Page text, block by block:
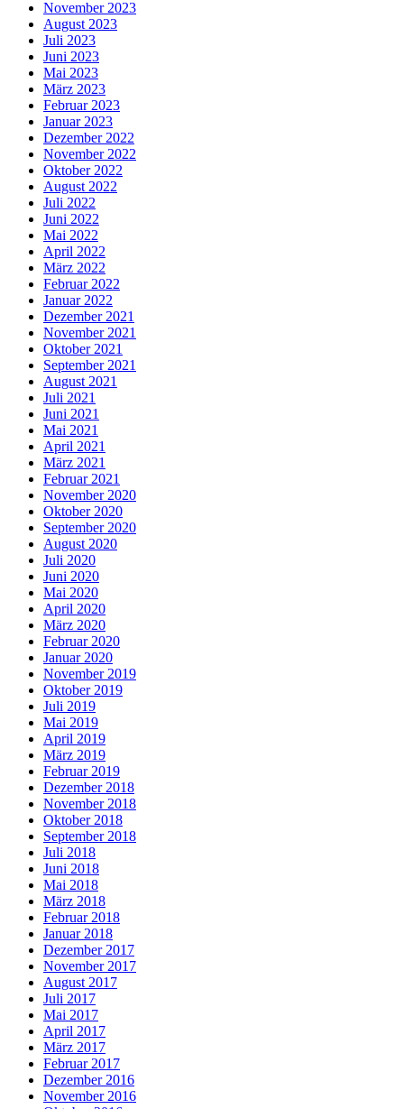
November 2023
August 2023
Juli 2023
Juni 2023
Mai 2023
März 2023
Februar 2023
Januar 2023
Dezember 2022
November 2022
Oktober 2022
August 2022
Juli 2022
Juni 2022
Mai 2022
April 2022
März 2022
Februar 2022
Januar 2022
Dezember 2021
November 2021
Oktober 2021
September 2021
August 2021
Juli 2021
Juni 2021
Mai 2021
April 2021
März 2021
Februar 2021
November 2020
Oktober 2020
September 2020
August 2020
Juli 2020
Juni 2020
Mai 2020
April 2020
März 2020
Februar 2020
Januar 2020
November 2019
Oktober 2019
Juli 2019
Mai 2019
April 2019
März 2019
Februar 2019
Dezember 2018
November 2018
Oktober 2018
September 2018
Juli 2018
Juni 2018
Mai 2018
März 2018
Februar 2018
Januar 2018
Dezember 2017
November 2017
August 2017
Juli 2017
Mai 2017
April 2017
März 2017
Februar 2017
Dezember 2016
November 2016